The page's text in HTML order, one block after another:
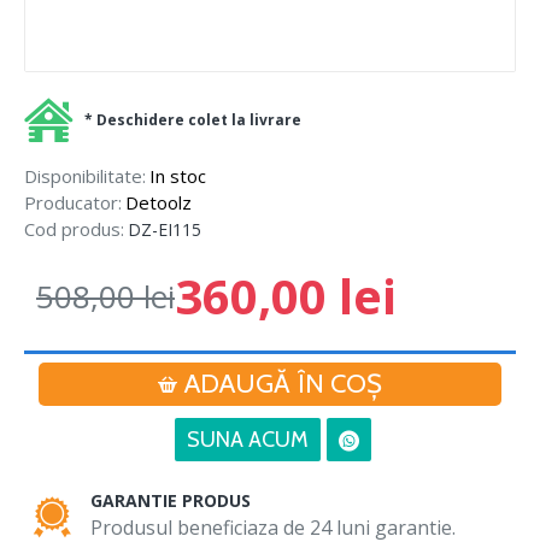
Disponibilitate: In stoc
Producator: Detoolz
Cod produs: DZ-EI115
360,00 lei
508,00 lei
ADAUGĂ ÎN COŞ
SUNA ACUM
* Deschidere colet la livrare
GARANTIE PRODUS
Produsul beneficiaza de 24 luni garantie.